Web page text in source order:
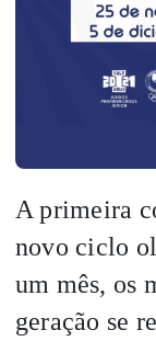
A primeira
novo ciclo
um mês, os
geração se